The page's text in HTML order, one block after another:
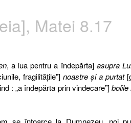
Matei 8.17
, a lua pentru a îndepărta] asupra
fragilităţile”]noastre şi a purtat
: „a îndepărta prin vindecare”]bolile